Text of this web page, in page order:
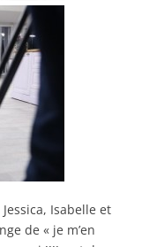
Isabelle et
de « je m’en